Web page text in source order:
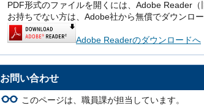
PDF形式のファイルを開くには、Adobe Reader
お持ちでない方は、Adobe社から無償でダウンロー
Adobe Readerのダウンロードへ
お問い合わせ
このページは、職員課が担当しています。